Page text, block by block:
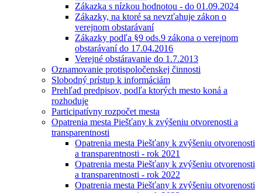
Zákazka s nízkou hodnotou - do 01.09.2024
Zákazky, na ktoré sa nevzťahuje zákon o
verejnom obstarávaní
Zákazky podľa §9 ods.9 zákona o verejnom
obstarávaní do 17.04.2016
Verejné obstáravanie do 1.7.2013
Oznamovanie protispoločenskej činnosti
Slobodný prístup k informáciám
Prehľad predpisov, podľa ktorých mesto koná a
rozhoduje
Participatívny rozpočet mesta
Opatrenia mesta Piešťany k zvýšeniu otvorenosti a
transparentnosti
Opatrenia mesta Piešťany k zvýšeniu otvorenosti
a transparentnosti - rok 2021
Opatrenia mesta Piešťany k zvýšeniu otvorenosti
a transparentnosti - rok 2022
Opatrenia mesta Piešťany k zvýšeniu otvorenosti